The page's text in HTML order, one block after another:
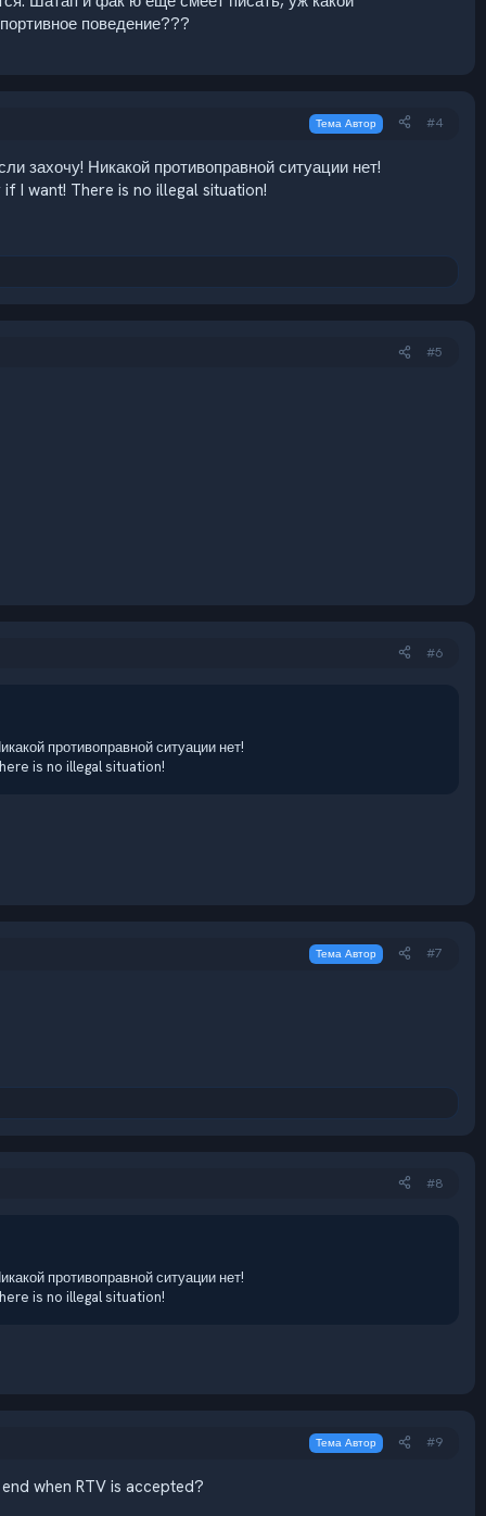
поведение???
Тема Автор #4
захочу! Никакой противоправной ситуации нет!
I want! There is no illegal situation!
#5
#6
противоправной ситуации нет!
is no illegal situation!
Тема Автор #7
#8
противоправной ситуации нет!
is no illegal situation!
Тема Автор #9
when RTV is accepted?